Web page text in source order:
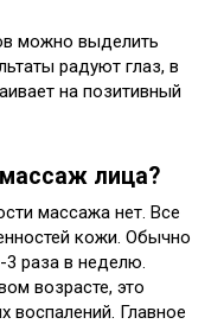
можно выделить
радуют глаз, в
на позитивный
лица?
массажа нет. Все
кожи. Обычно
3 раза в неделю.
возрасте, это
Главное